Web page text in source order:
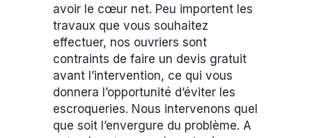
avoir le cœur net. Peu importent les
travaux que vous souhaitez
effectuer, nos ouvriers sont
contraints de faire un devis gratuit
avant l’intervention, ce qui vous
donnera l’opportunité d’éviter les
escroqueries. Nous intervenons quel
que soit l’envergure du problème. A